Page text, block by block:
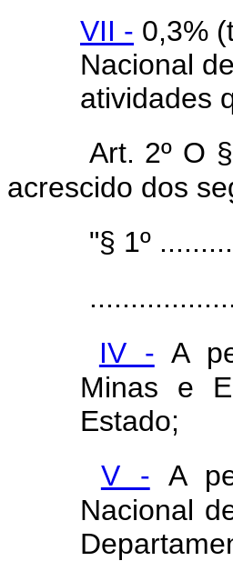
VII - 0,3%
Nacional
atividades
Art. 2º O
acrescido dos
"§ 1º
IV - A
Minas e
Estado;
V - A
Nacional